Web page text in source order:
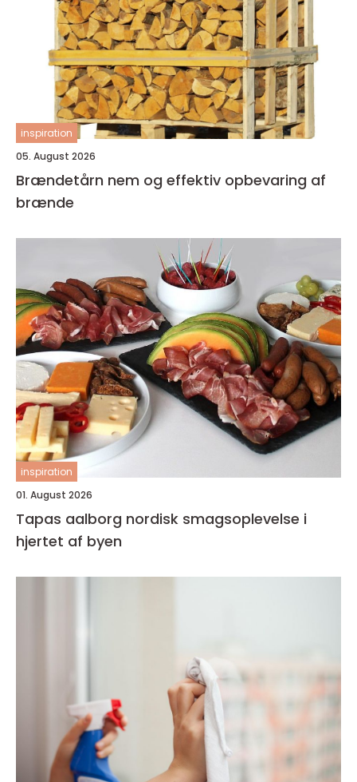
inspiration
05. August 2026
Brændetårn nem og effektiv opbevaring af
brænde
inspiration
01. August 2026
Tapas aalborg nordisk smagsoplevelse i
hjertet af byen